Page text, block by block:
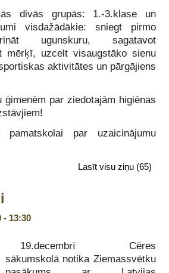
divās grupās: 1.-3.klase un
visdažādākie: sniegt pirmo
ugunskuru, sagatavot
mērķī, uzcelt visaugstāko sienu
aktivitātes un pārgājiens
ģimenēm par ziedotajām higiēnas
pamatskolai par uzaicinājumu
Lasīt visu ziņu (65)
- 13:30
19.decembrī Cēres
sākumskolā notika Ziemassvētku